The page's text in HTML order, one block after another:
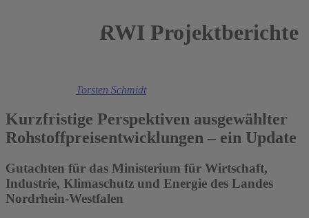
RWI Projektberichte
Torsten Schmidt
Kurzfristige Perspektiven ausgewählter
Rohstoffpreisentwicklungen – ein Update
Gutachten für das Ministerium für Wirtschaft,
Industrie, Klimaschutz und Energie des Landes
Nordrhein-Westfalen